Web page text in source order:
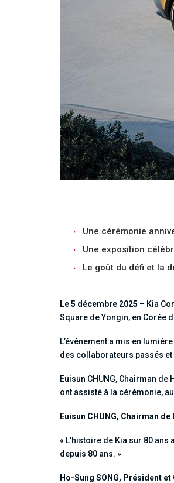
Une cérémonie
Une exposition
Le goût du défi et la
Le 5 décembre 2025 – Kia
Square de Yongin, en Corée
L’événement a mis en
des collaborateurs passés
Euisun CHUNG, Chairman
ont assisté à la cérémonie,
Euisun CHUNG, Chairman
« L’histoire de Kia sur 80
depuis 80 ans. »
Ho-Sung SONG, Président et